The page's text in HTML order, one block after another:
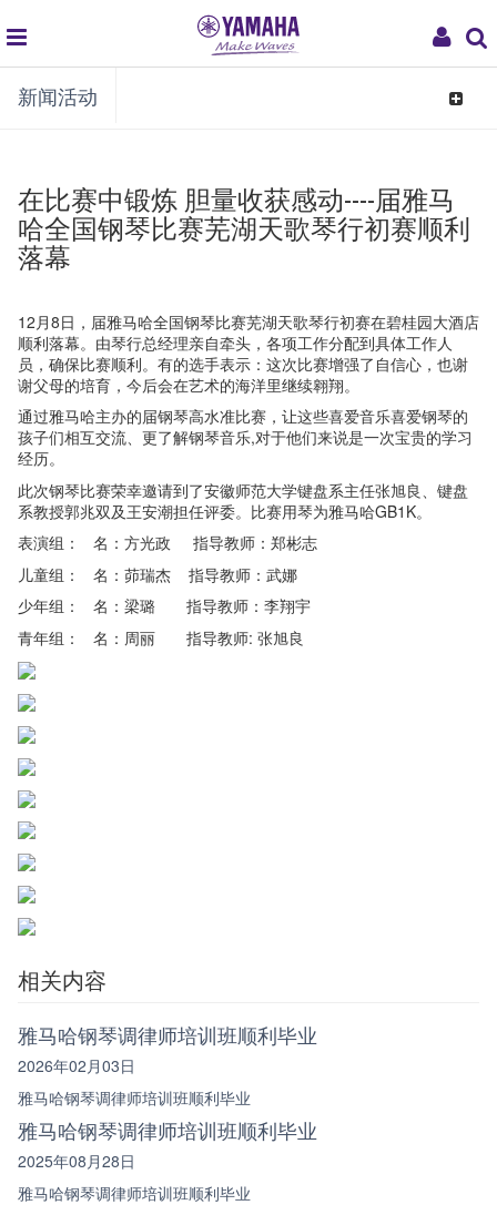
My
global
navigation
新闻活动
Toggle
在比赛中锻炼 胆量收获感动----届雅马
哈全国钢琴比赛芜湖天歌琴行初赛顺利
落幕
12月8日，届雅马哈全国钢琴比赛芜湖天歌琴行初赛在碧桂园大酒店
顺利落幕。由琴行总经理亲自牵头，各项工作分配到具体工作人
员，确保比赛顺利。有的选手表示：这次比赛增强了自信心，也谢
谢父母的培育，今后会在艺术的海洋里继续翱翔。
通过雅马哈主办的届钢琴高水准比赛，让这些喜爱音乐喜爱钢琴的
孩子们相互交流、更了解钢琴音乐,对于他们来说是一次宝贵的学习
经历。
此次钢琴比赛荣幸邀请到了安徽师范大学键盘系主任张旭良、键盘
系教授郭兆双及王安潮担任评委。比赛用琴为雅马哈GB1K。
表演组： 名：方光政 指导教师：郑彬志
儿童组： 名：茆瑞杰 指导教师：武娜
少年组： 名：梁璐 指导教师：李翔宇
青年组： 名：周丽 指导教师: 张旭良
相关内容
雅马哈钢琴调律师培训班顺利毕业
2026年02月03日
雅马哈钢琴调律师培训班顺利毕业
雅马哈钢琴调律师培训班顺利毕业
2025年08月28日
雅马哈钢琴调律师培训班顺利毕业